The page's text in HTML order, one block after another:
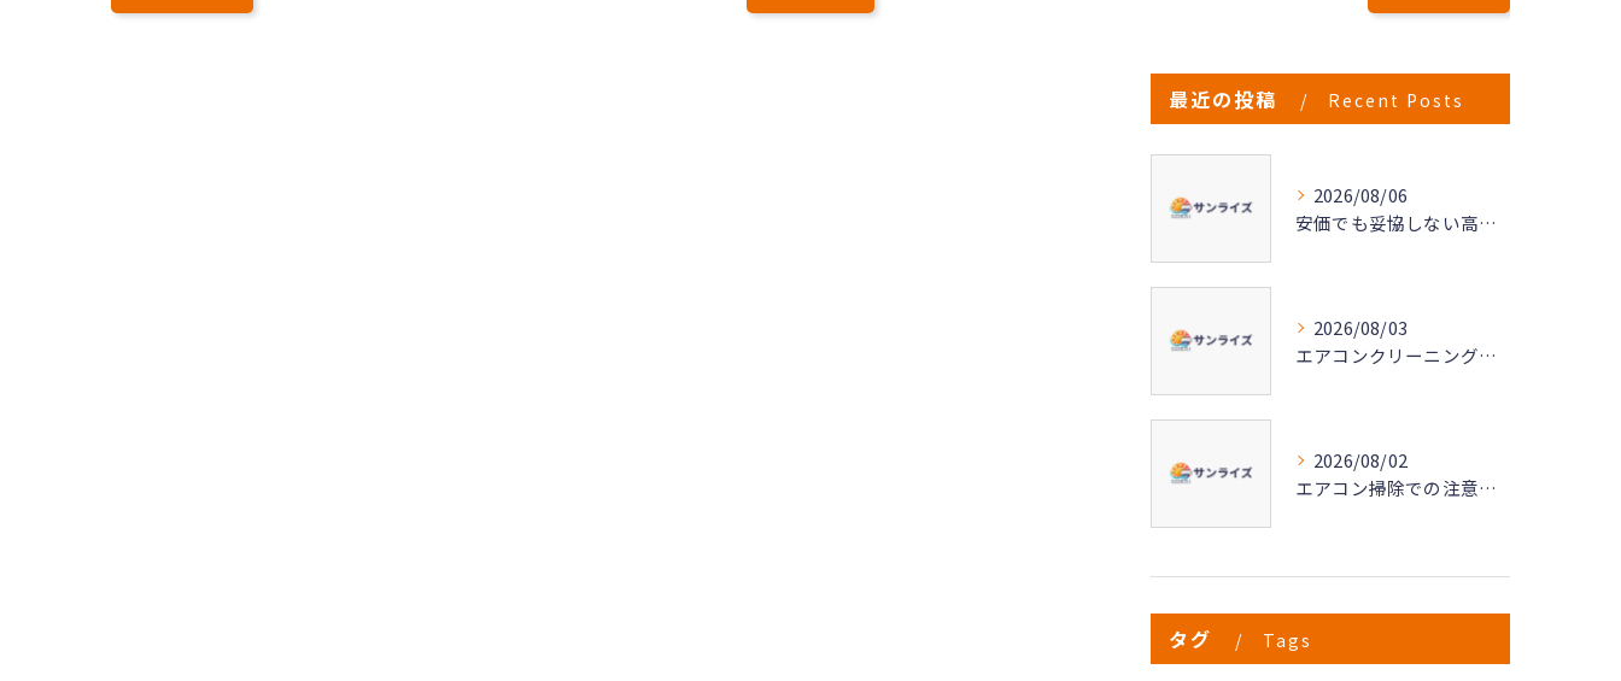
最近の投稿 Recent Posts
2026/08/06
安価でも妥協しない高品質なエアコンクリーニングの秘密
2026/08/03
エアコンクリーニングで実現する快適な空気環境づくり
2026/08/02
エアコン掃除での注意点と愛知県名古屋市清須市で失敗しない依頼のポイント
タグ Tags